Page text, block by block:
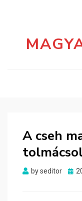
A cseh
byseditor